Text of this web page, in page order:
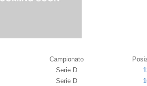
Campionato
Serie D
Serie D